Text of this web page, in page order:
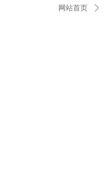
网站首页 ꄲ